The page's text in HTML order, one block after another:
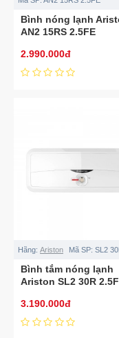
Bình nóng lạnh
AN2 15RS 2.5FE
2.990.000đ
Hãng: Ariston Mã SP: SL2
Bình tắm nóng lạnh
Ariston SL2 30R
3.190.000đ